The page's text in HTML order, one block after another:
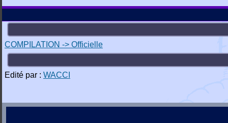
COMPILATION -> Officielle
Edité par : WACCI